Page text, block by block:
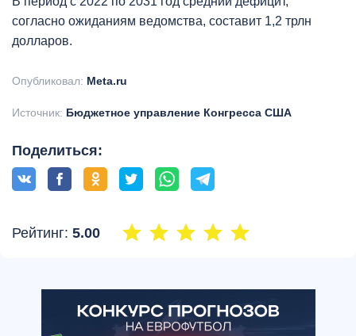
согласно ожиданиям ведомства, составит 1,2 трлн
долларов.
Опубликовал: Meta.ru
Источник: Бюджетное управление Конгресса США
Поделиться:
Рейтинг: 5.00